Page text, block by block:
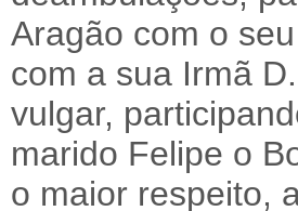
Aragão com o
com a sua Irmã
vulgar,
marido Felipe o
o maior respeito,